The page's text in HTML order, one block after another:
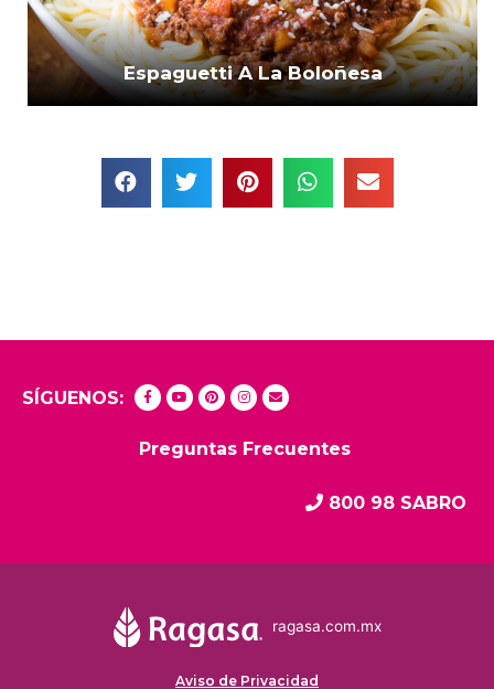
Espaguetti A La Boloñesa
SÍGUENOS:
Preguntas Frecuentes
800 98 SABRO
ragasa.com.mx
Aviso de Privacidad